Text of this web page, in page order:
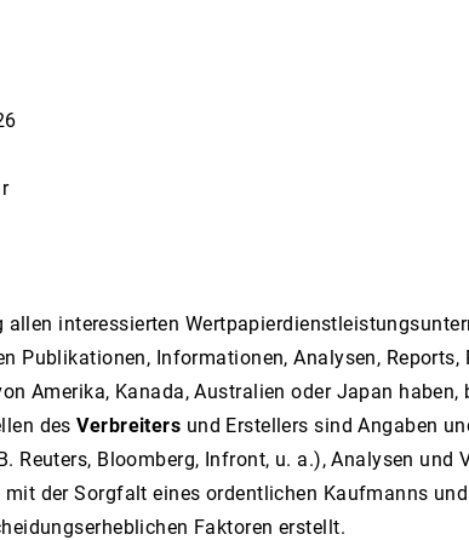
interessierten
Publikationen, Informationen, Analysen,
Amerika, Kanada, Australien oder Japan
desVerbreiters und Erstellers sind Angaben
Reuters, Bloomberg, Infront, u. a.), Analysen
der Sorgfalt eines ordentlichen Kaufmanns
Faktoren erstellt.